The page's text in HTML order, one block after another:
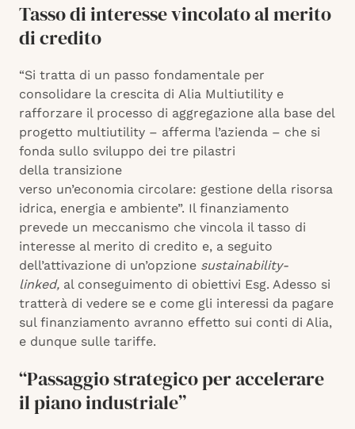
Tasso di interesse vincolato al merito
di credito
“Si tratta di un passo fondamentale per
consolidare la crescita di Alia Multiutility e
rafforzare il processo di aggregazione alla base del
progetto multiutility – afferma l’azienda – che si
fonda sullo sviluppo dei tre pilastri
della transizione
verso un’economia circolare: gestione della risorsa
idrica, energia e ambiente”. Il finanziamento
prevede un meccanismo che vincola il tasso di
interesse al merito di credito e, a seguito
dell’attivazione di un’opzione sustainability-
linked, al conseguimento di obiettivi Esg. Adesso si
tratterà di vedere se e come gli interessi da pagare
sul finanziamento avranno effetto sui conti di Alia,
e dunque sulle tariffe.
“Passaggio strategico per accelerare
il piano industriale”